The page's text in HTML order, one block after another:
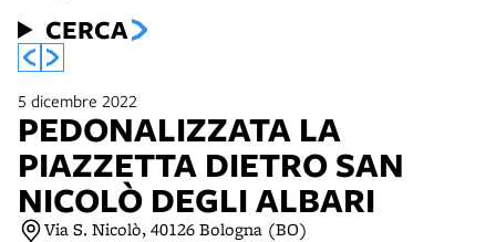
CERCA
5 dicembre 2022
PEDONALIZZATA LA
PIAZZETTA DIETRO SAN
NICOLÒ DEGLI ALBARI
Via S. Nicolò, 40126 Bologna (BO)